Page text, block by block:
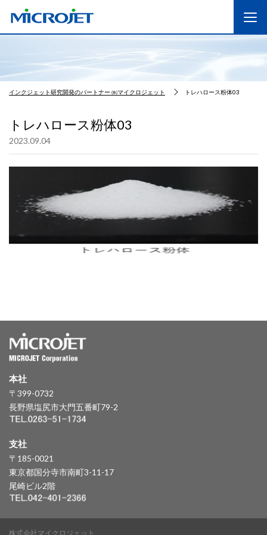
インクジェット研究開発のパートナー ㈱マイクロジェット トレハロース粉体03
トレハロース粉体03
2023.09.04
本社
〒399-0732
長野県塩尻市大門五番町79-2
支社
〒185-0021
東京都国分寺市南町3-11-17
尾崎ビル2階
株式会社マイクロジェット